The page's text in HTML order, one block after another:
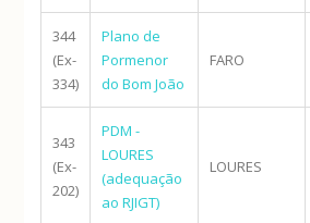
344
(Ex-
334)
Plano de
Pormenor
do Bom João
FARO
343
(Ex-
202)
PDM -
LOURES
(adequação
ao RJIGT)
LOURES